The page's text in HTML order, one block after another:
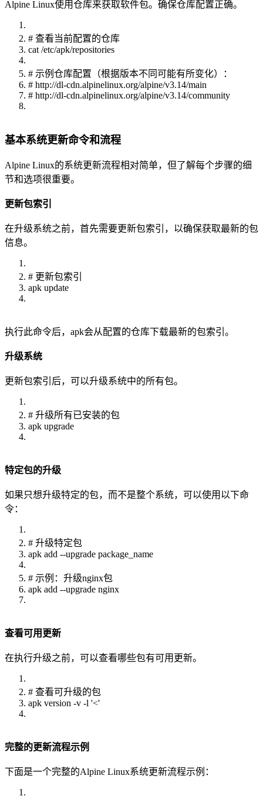
Alpine Linux使用仓库来获取软件包。确保仓库配置正确。
# 查看当前配置的仓库
cat /etc/apk/repositories
# 示例仓库配置（根据版本不同可能有所变化）：
# http://dl-cdn.alpinelinux.org/alpine/v3.14/main
# http://dl-cdn.alpinelinux.org/alpine/v3.14/community
基本系统更新命令和流程
Alpine Linux的系统更新流程相对简单，但了解每个步骤的细
节和选项很重要。
更新包索引
在升级系统之前，首先需要更新包索引，以确保获取最新的包
信息。
# 更新包索引
apk update
执行此命令后，apk会从配置的仓库下载最新的包索引。
升级系统
更新包索引后，可以升级系统中的所有包。
# 升级所有已安装的包
apk upgrade
特定包的升级
如果只想升级特定的包，而不是整个系统，可以使用以下命
令：
# 升级特定包
apk add --upgrade package_name
# 示例：升级nginx包
apk add --upgrade nginx
查看可用更新
在执行升级之前，可以查看哪些包有可用更新。
# 查看可升级的包
apk version -v -l '<'
完整的更新流程示例
下面是一个完整的Alpine Linux系统更新流程示例：